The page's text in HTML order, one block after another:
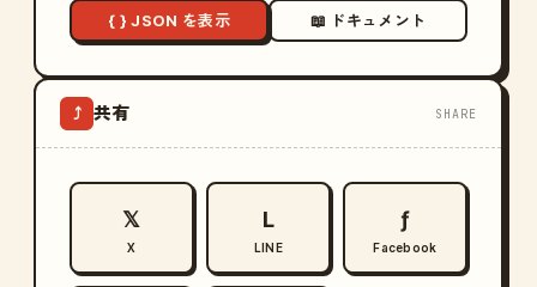
{ } JSON を表示 📖 ドキュメント
⤴ 共有 SHARE
𝕏
X
L
LINE
ƒ
Facebook